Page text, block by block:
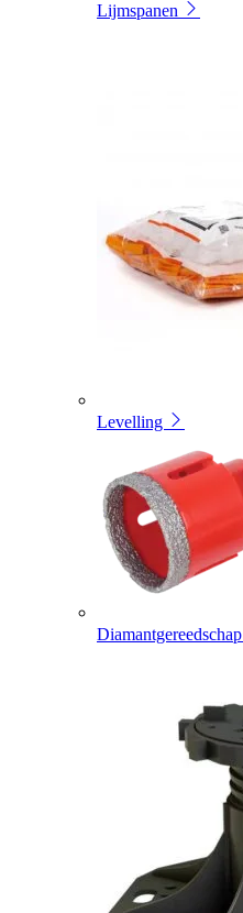
Lijmspanen
Levelling
Diamantgereedschap